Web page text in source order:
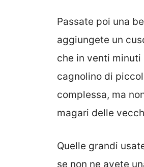
Passate poi una
aggiungete un
che in venti
cagnolino di
complessa, ma
magari delle
Quelle grandi
se non ne avete